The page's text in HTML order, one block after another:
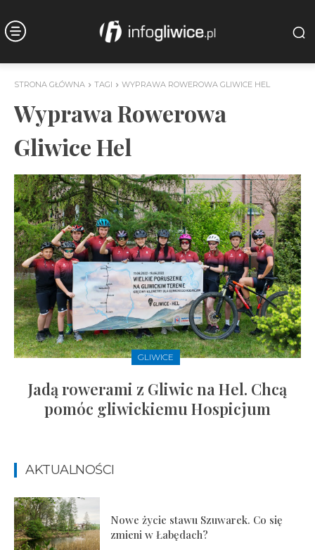
STRONA GŁÓWNA TAGI WYPRAWA ROWEROWA GLIWICE HEL
Wyprawa Rowerowa
Gliwice Hel
GLIWICE
Jadą rowerami z Gliwic na Hel. Chcą
pomóc gliwickiemu Hospicjum
AKTUALNOŚCI
Nowe życie stawu Szuwarek. Co się
zmieni w Łabędach?